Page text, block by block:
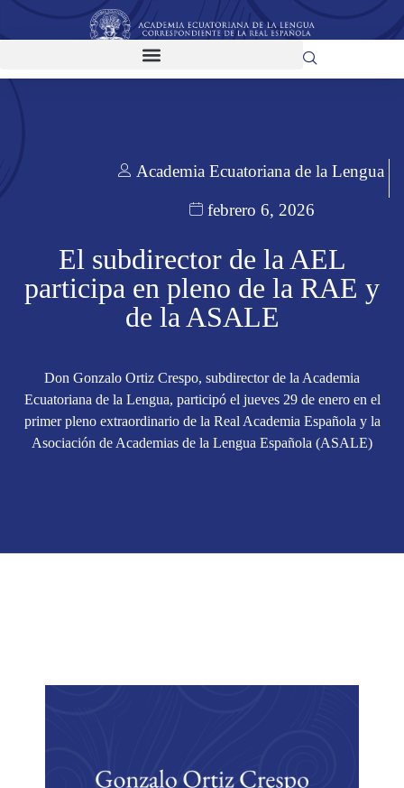
Academia Ecuatoriana de la Lengua
febrero 6, 2026
El subdirector de la AEL
participa en pleno de la RAE y
de la ASALE
Don Gonzalo Ortiz Crespo, subdirector de la Academia
Ecuatoriana de la Lengua, participó el jueves 29 de enero en el
primer pleno extraordinario de la Real Academia Española y la
Asociación de Academias de la Lengua Española (ASALE)